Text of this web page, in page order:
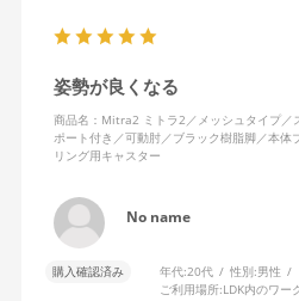
思います。良い商品に巡り会えてとて
姿勢が良くなる
商品名：Mitra2 ミトラ2／メッシュタイプ／
ポート付き／可動肘／ブラック樹脂脚／本体
リング用キャスター
No name
購入確認済み 年代:20代 性別:男性
ご利用場所:LDK内のワー